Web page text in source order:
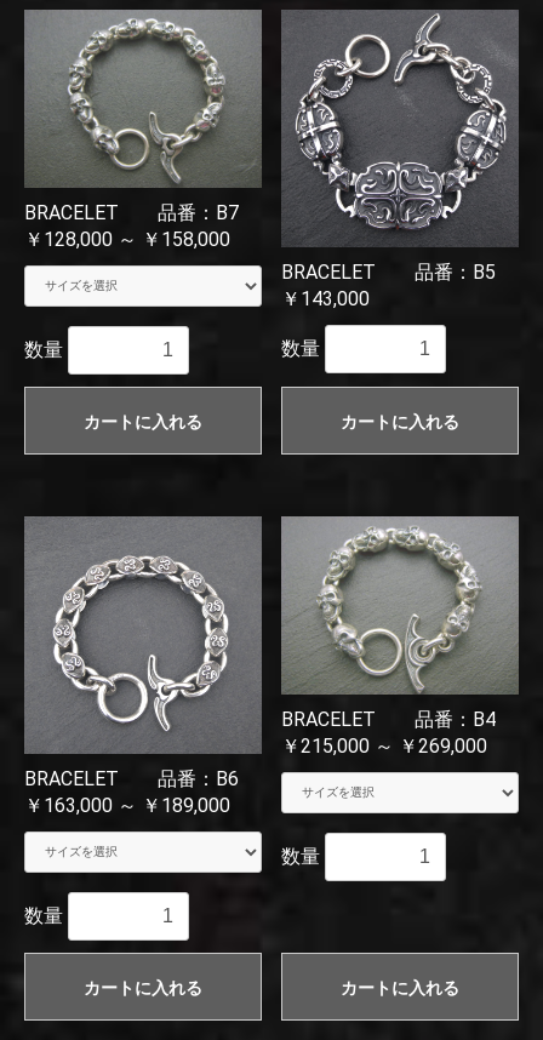
BRACELET 品番：B7
￥128,000 ～ ￥158,000
数量
カートに入れる
BRACELET 品番：B5
￥143,000
数量
カートに入れる
BRACELET 品番：B6
￥163,000 ～ ￥189,000
数量
カートに入れる
BRACELET 品番：B4
￥215,000 ～ ￥269,000
数量
カートに入れる